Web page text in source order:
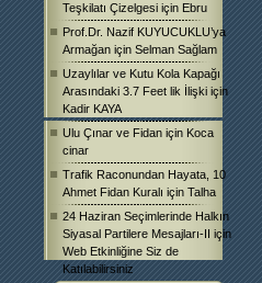
Teşkilatı Çizelgesi için Ebru
Prof.Dr. Nazif KUYUCUKLU’ya
Armağan için Selman Sağlam
Uzaylılar ve Kutu Kola Kapağı
Arasındaki 3.7 Feet lik İlişki için
Kadir KAYA
Ulu Çınar ve Fidan için Koca
cinar
Trafik Raconundan Hayata, 10
Ahmet Fidan Kuralı için Talha
24 Haziran Seçimlerinde Halkın
Siyasal Partilere Mesajları-II için
Web Etkinliğine Siz de
Katılabilirsiniz